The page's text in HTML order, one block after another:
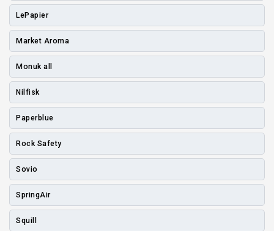
LePapier
Market Aroma
Monuk all
Nilfisk
Paperblue
Rock Safety
Sovio
SpringAir
Squill